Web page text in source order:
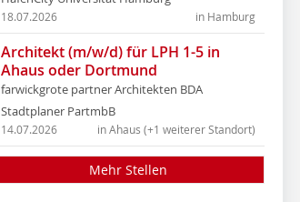
in Hamburg
18.07.2026
Architekt (m/w/d) für LPH 1-5 in
Ahaus oder Dortmund
farwickgrote partner Architekten BDA
Stadtplaner PartmbB
in Ahaus (+1 weiterer Standort)
14.07.2026
Mehr Stellen